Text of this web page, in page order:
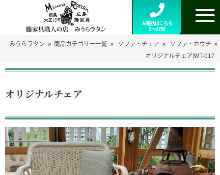
お電話はこちら
9～17時
みうらラタン » 商品カテゴリー一覧 » ソファ・チェア » ソファ・カウチ »
オリジナルチェア|WT-017
オリジナルチェア